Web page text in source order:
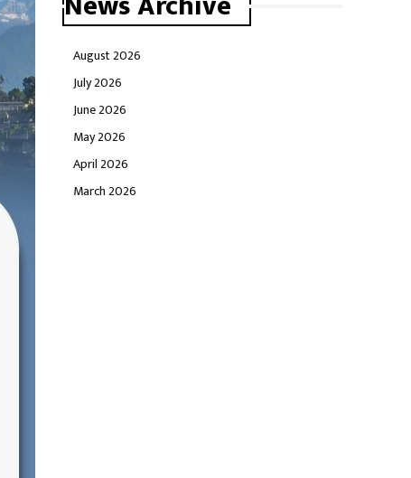
August 2026
July 2026
June 2026
May 2026
April 2026
March 2026